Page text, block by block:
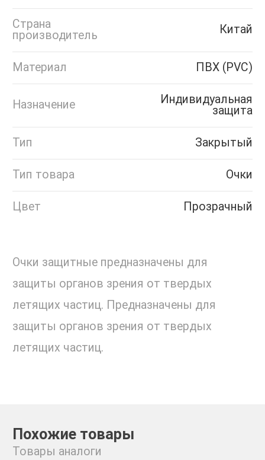
Страна
производитель
Китай
Материал ПВХ (PVC)
Назначение
Индивидуальная
защита
Тип Закрытый
Тип товара Очки
Цвет Прозрачный
Очки защитные предназначены для
защиты органов зрения от твердых
летящих частиц. Предназначены для
защиты органов зрения от твердых
летящих частиц.
Похожие товары
Товары аналоги